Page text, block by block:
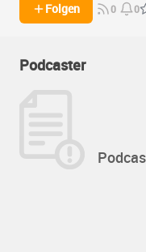
Folgen 0 0
Podcaster